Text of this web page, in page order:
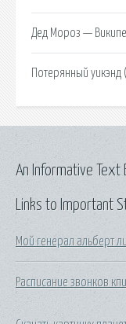
Дед Мороз —
Потерянный
Links to Important
Мой генерал альберт
Расписание звонков кпи
An Informative Text